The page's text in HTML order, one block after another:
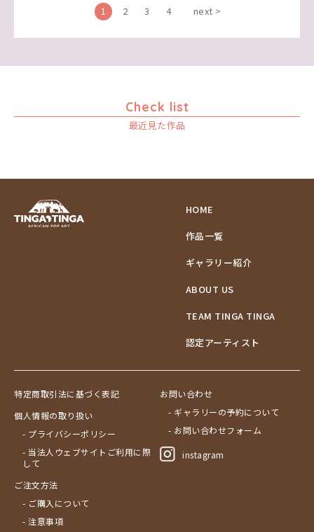
1 2 3 4 next >
Check list
最近見た作品
HOME
作品一覧
ギャラリー紹介
ABOUT US
TEAM TINGA TINGA
認定アーティスト
特定商取引法に基づく表記
個人情報の取り扱い
- プライバシーポリシー
- 当法人ウェブサイトご利用に際
して
ご注文方法
- ご購入について
- 注意事項
お問い合わせ
- ギャラリーの予約について
- お問い合わせフォーム
instagram